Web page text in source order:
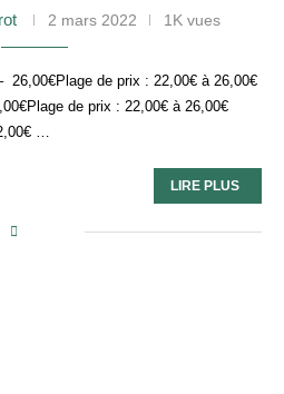
2 mars 2022 1K vues
de prix : 22,00€ à 26,00€
de prix : 22,00€ à 26,00€
…
LIRE PLUS